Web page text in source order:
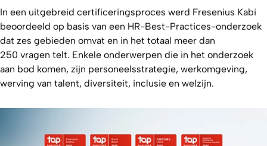
In een uitgebreid certificeringsproces werd Fresenius Kabi
beoordeeld op basis van een HR-Best-Practices-onderzoek
dat zes gebieden omvat en in het totaal meer dan
250 vragen telt. Enkele onderwerpen die in het onderzoek
aan bod komen, zijn personeelsstrategie, werkomgeving,
werving van talent, diversiteit, inclusie en welzijn.
Bekijk de video van onze CEO Pierluigi